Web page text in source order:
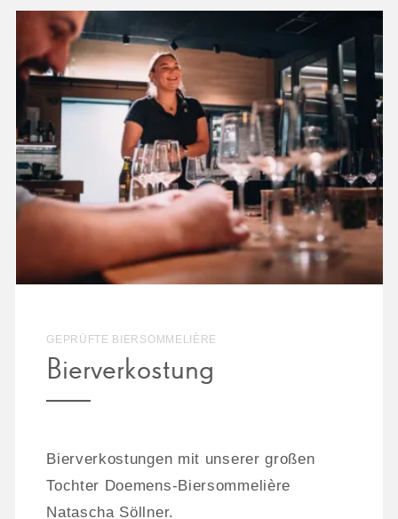
GEPRÜFTE BIERSOMMELIÈRE
Bierverkostung
Bierverkostungen mit unserer großen
Tochter Doemens-Biersommelière
Natascha Söllner.